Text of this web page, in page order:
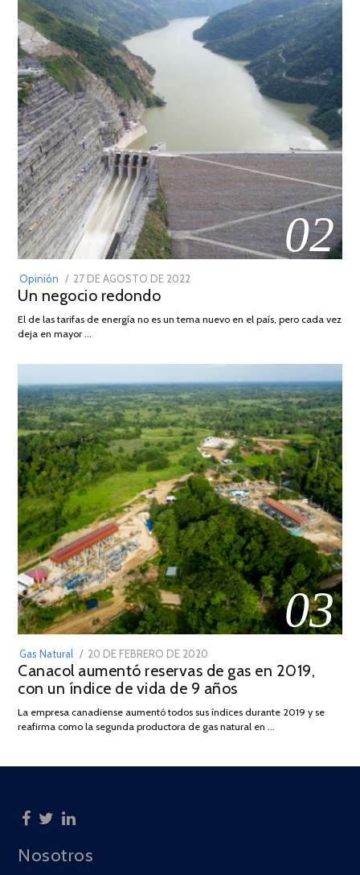
02
Opinión
POSTED
ON
27 DE AGOSTO DE 2022
DE
Un negocio redondo
El de las tarifas de energía no es un tema nuevo en el país, pero cada vez
deja en mayor …
03
Gas Natural
POSTED
ON
20 DE FEBRERO DE 2020
DE
JULIO
2025
Canacol aumentó reservas de gas en 2019,
con un índice de vida de 9 años
La empresa canadiense aumentó todos sus índices durante 2019 y se
reafirma como la segunda productora de gas natural en …
Nosotros